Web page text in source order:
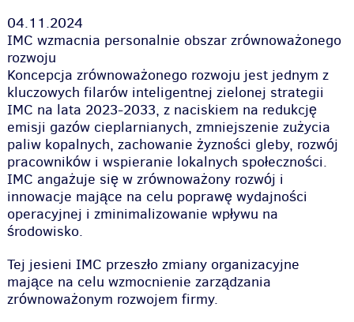
04.11.2024
IMC wzmacnia personalnie obszar zrównoważonego
rozwoju
Koncepcja zrównoważonego rozwoju jest jednym z
kluczowych filarów inteligentnej zielonej strategii
IMC na lata 2023-2033, z naciskiem na redukcję
emisji gazów cieplarnianych, zmniejszenie zużycia
paliw kopalnych, zachowanie żyzności gleby, rozwój
pracowników i wspieranie lokalnych społeczności.
IMC angażuje się w zrównoważony rozwój i
innowacje mające na celu poprawę wydajności
operacyjnej i zminimalizowanie wpływu na
środowisko.
Tej jesieni IMC przeszło zmiany organizacyjne
mające na celu wzmocnienie zarządzania
zrównoważonym rozwojem firmy.